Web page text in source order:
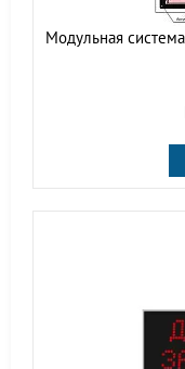
Модульная